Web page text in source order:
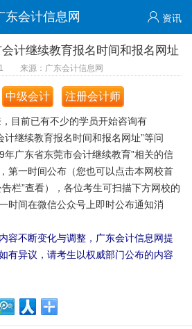
东会计信息网 资讯
计继续教育报名时间和报名网址
来源：广东会计信息网
中级会计 注册会计师
前已有不少的学员开始咨询有
计继续教育报名时间和报名网址”等问
年广东省东莞市会计继续教育”相关的信
第一时间公布（您也可以点击本网校首
栏”查看），各位考生可扫描下方网校的
时间在微信公众号上即时公布通知消
容不断变化与调整，广东会计信息网提
有异议，请考生以权威部门公布的内容